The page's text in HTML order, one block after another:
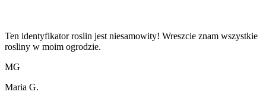
Ten identyfikator roslin jest niesamowity! Wreszcie znam wszystkie
rosliny w moim ogrodzie.
MG
Maria G.